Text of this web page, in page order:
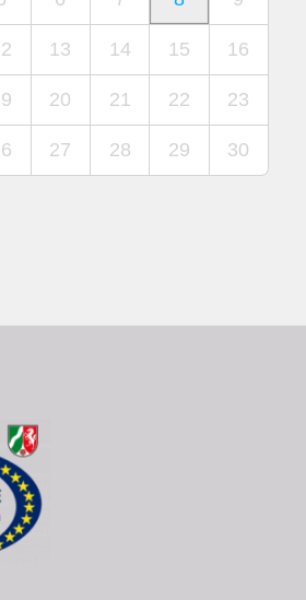
13 14 15 16
20 21 22 23
27 28 29 30